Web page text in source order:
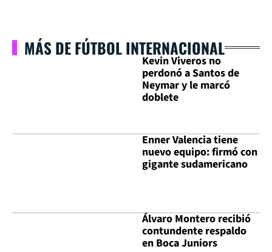
MÁS DE FÚTBOL INTERNACIONAL
Kevin Viveros no
perdonó a Santos de
Neymar y le marcó
doblete
Enner Valencia tiene
nuevo equipo: firmó con
gigante sudamericano
Álvaro Montero recibió
contundente respaldo
en Boca Juniors